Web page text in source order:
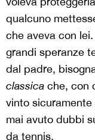
qualcuno
che aveva con
grandi speranze
dal padre,
classica che, con
vinto
mai avuto dubbi
da tennis.